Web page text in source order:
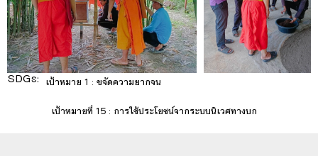
SDGs:
1 เป้าหมาย 1 : ขจัดความยากจน
เป้าหมายที่ 15 : การใช้ประโยชน์จากระบบนิเวศทางบก